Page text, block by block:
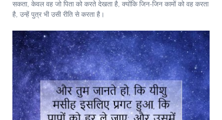
सकता, केवल वह जो पिता को करते देखता है, क्योंकि जिन-जिन कामों को वह करता
है, उन्हें पुत्र भी उसी रीति से करता है।